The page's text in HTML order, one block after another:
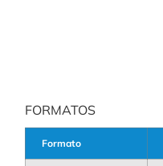
FORMATOS
Formato